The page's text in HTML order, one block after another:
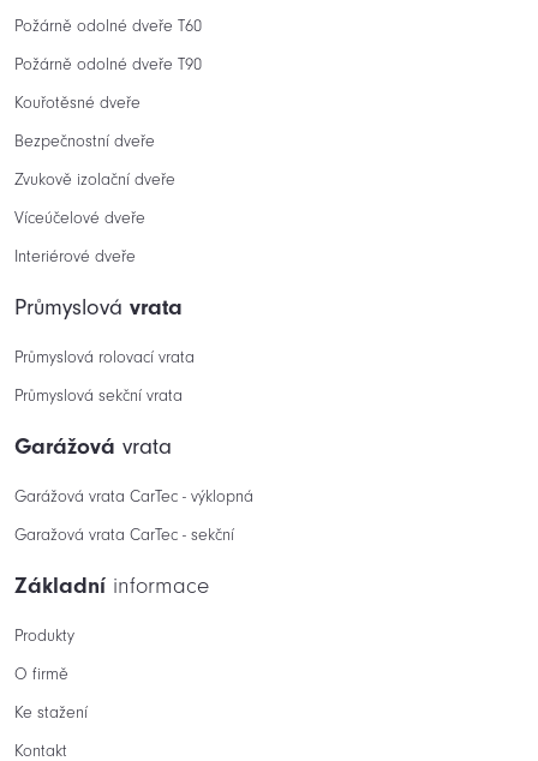
Požárně odolné dveře T60
Požárně odolné dveře T90
Kouřotěsné dveře
Bezpečnostní dveře
Zvukově izolační dveře
Víceúčelové dveře
Interiérové dveře
Průmyslová vrata
Průmyslová rolovací vrata
Průmyslová sekční vrata
Garážová vrata
Garážová vrata CarTec - výklopná
Garažová vrata CarTec - sekční
Základní informace
Produkty
O firmě
Ke stažení
Kontakt